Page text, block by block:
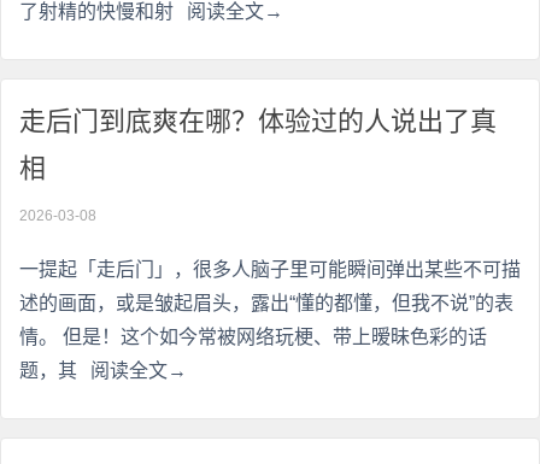
了射精的快慢和射
阅读全文→
走后门到底爽在哪？体验过的人说出了真
相
2026-03-08
一提起「走后门」，很多人脑子里可能瞬间弹出某些不可描
述的画面，或是皱起眉头，露出“懂的都懂，但我不说”的表
情。 但是！这个如今常被网络玩梗、带上暧昧色彩的话
题，其
阅读全文→